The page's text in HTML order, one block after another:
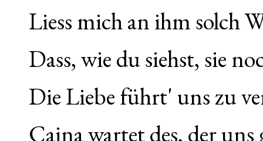
Liess mich an ihm solch
Dass, wie du siehst, sie
Die Liebe führt' uns zu
Caina wartet des, der uns